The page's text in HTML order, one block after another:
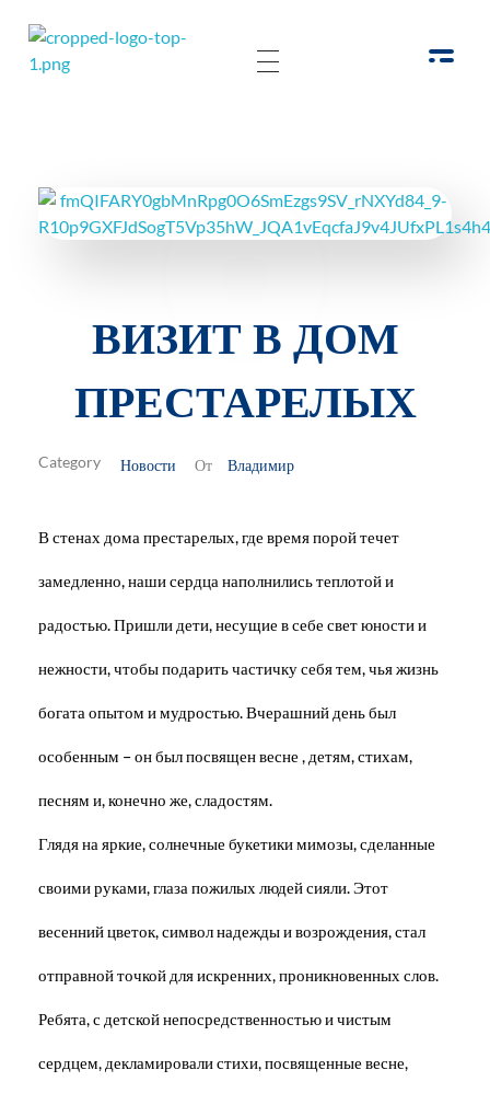
ВИЗИТ В ДОМ
ПРЕСТАРЕЛЫХ
От Владимир
Новости
В стенах дома престарелых, где время порой течет
замедленно, наши сердца наполнились теплотой и
радостью. Пришли дети, несущие в себе свет юности и
нежности, чтобы подарить частичку себя тем, чья жизнь
богата опытом и мудростью. Вчерашний день был
особенным – он был посвящен весне , детям, стихам,
песням и, конечно же, сладостям.
Глядя на яркие, солнечные букетики мимозы, сделанные
своими руками, глаза пожилых людей сияли. Этот
весенний цветок, символ надежды и возрождения, стал
отправной точкой для искренних, проникновенных слов.
Ребята, с детской непосредственностью и чистым
сердцем, декламировали стихи, посвященные весне,